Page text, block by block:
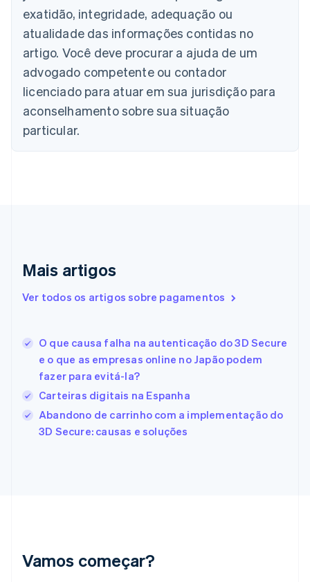
exatidão, integridade, adequação ou
atualidade das informações contidas no
artigo. Você deve procurar a ajuda de um
advogado competente ou contador
licenciado para atuar em sua jurisdição para
aconselhamento sobre sua situação
particular.
Mais artigos
Ver todos os artigos sobre pagamentos
O que causa falha na autenticação do 3D Secure
e o que as empresas online no Japão podem
fazer para evitá-la?
Carteiras digitais na Espanha
Abandono de carrinho com a implementação do
3D Secure: causas e soluções
Vamos começar?
English
Brasil
PortuguêsEnglish
English
Canadá
English Français
China continental
简体中文 English
Chipre
Croácia
Eslovênia
Espanha
English Español 简体中文
Estônia
English
Finlândia
EnglishSvenska
França
Gibraltar
English